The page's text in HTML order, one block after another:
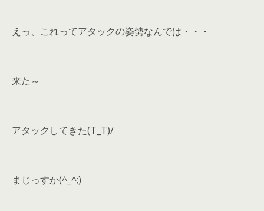
えっ、これってアタックの姿勢なんでは・・・
来た～
アタックしてきた(T_T)/
まじっすか(^_^;)